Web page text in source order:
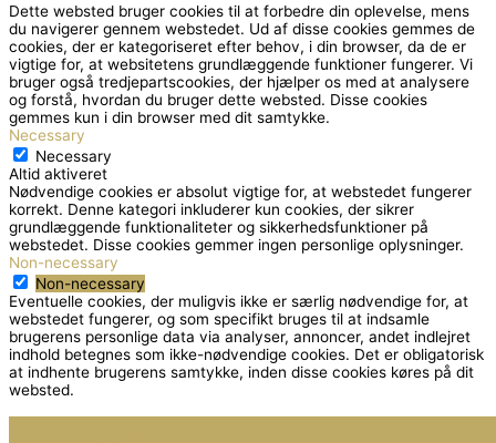
Dette websted bruger cookies til at forbedre din oplevelse, mens
du navigerer gennem webstedet. Ud af disse cookies gemmes de
cookies, der er kategoriseret efter behov, i din browser, da de er
vigtige for, at websitetens grundlæggende funktioner fungerer. Vi
bruger også tredjepartscookies, der hjælper os med at analysere
og forstå, hvordan du bruger dette websted. Disse cookies
gemmes kun i din browser med dit samtykke.
Necessary
Necessary
Altid aktiveret
Nødvendige cookies er absolut vigtige for, at webstedet fungerer
korrekt. Denne kategori inkluderer kun cookies, der sikrer
grundlæggende funktionaliteter og sikkerhedsfunktioner på
webstedet. Disse cookies gemmer ingen personlige oplysninger.
Non-necessary
Non-necessary
Eventuelle cookies, der muligvis ikke er særlig nødvendige for, at
webstedet fungerer, og som specifikt bruges til at indsamle
brugerens personlige data via analyser, annoncer, andet indlejret
indhold betegnes som ikke-nødvendige cookies. Det er obligatorisk
at indhente brugerens samtykke, inden disse cookies køres på dit
websted.